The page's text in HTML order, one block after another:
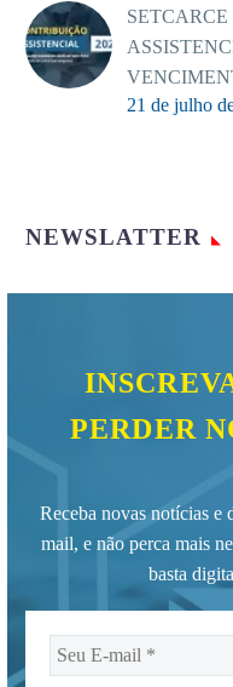
21 de julho
NEWSLATTER
PERDER
Receba novas notícias e
mail, e não perca mais
basta
Seu
E-